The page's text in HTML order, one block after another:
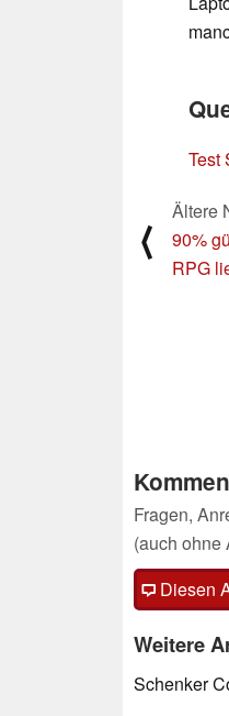
Test
⟨
Ältere
90%
RPG
Fragen,
(auch ohne
Diesen
Weitere
Schenker